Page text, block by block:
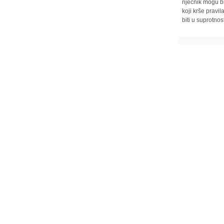
riječnik mogu
koji krše
biti u